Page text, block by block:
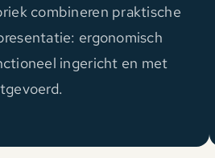
combineren praktische
ergonomisch
ingericht en met